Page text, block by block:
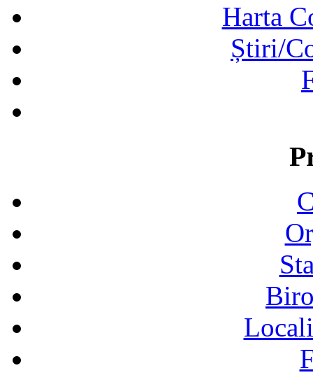
Harta
Știri/